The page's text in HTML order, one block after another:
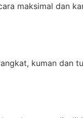
maksimal dan
kuman dan